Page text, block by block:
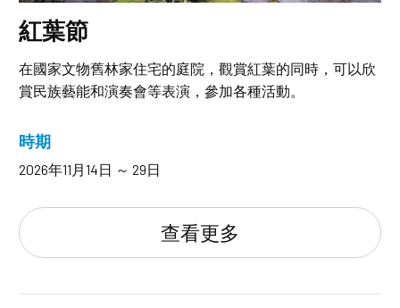
紅葉節
在國家文物舊林家住宅的庭院，觀賞紅葉的同時，可以欣
賞民族藝能和演奏會等表演，參加各種活動。
時期
2026年11月14日 ～ 29日
查看更多